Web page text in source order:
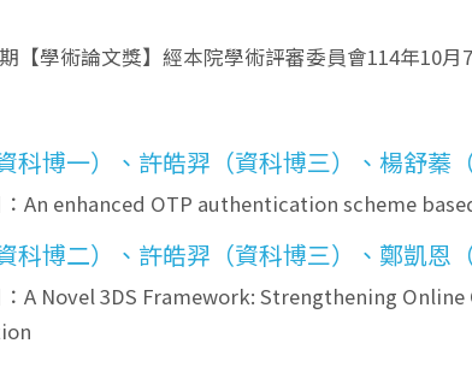
【學術論文獎】經本院學術評審委員會114年10月
科博一）、許皓羿（資科博三）、楊舒蓁
：An enhanced OTP authentication scheme
科博二）、許皓羿（資科博三）、鄭凱恩（
：A Novel 3DS Framework: Strengthening